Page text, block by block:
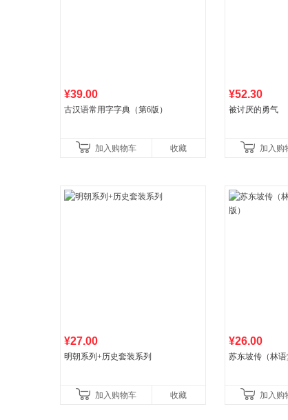
¥39.00
古汉语常用字字典（第6版）
加入购物车 收藏
¥52.30
被讨厌的勇气
加入购
¥27.00
明朝系列+历史套装系列
加入购物车 收藏
¥26.00
苏东坡传（林语
加入购